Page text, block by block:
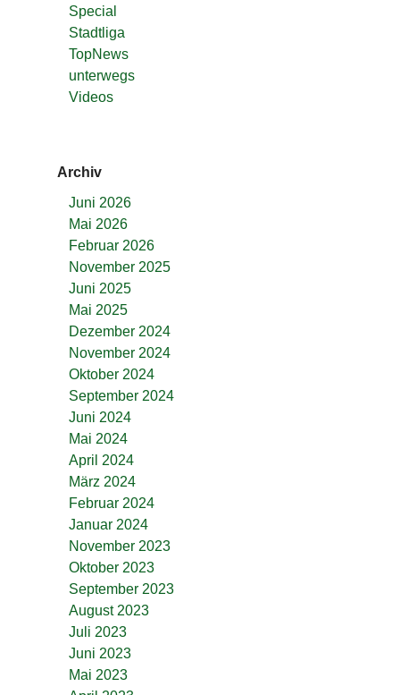
Special
Stadtliga
TopNews
unterwegs
Videos
Archiv
Juni 2026
Mai 2026
Februar 2026
November 2025
Juni 2025
Mai 2025
Dezember 2024
November 2024
Oktober 2024
September 2024
Juni 2024
Mai 2024
April 2024
März 2024
Februar 2024
Januar 2024
November 2023
Oktober 2023
September 2023
August 2023
Juli 2023
Juni 2023
Mai 2023